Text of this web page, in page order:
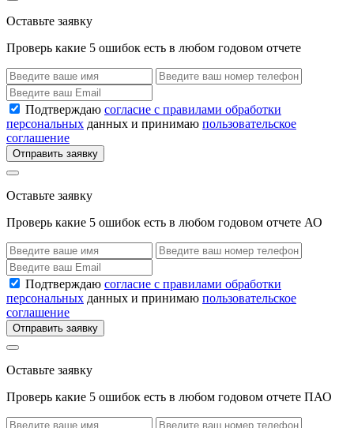
Оставьте заявку
Проверь какие 5 ошибок есть в любом годовом отчете
Подтверждаю согласие с правилами обработки
персональных данных и принимаю пользовательское
соглашение
Отправить заявку
Оставьте заявку
Проверь какие 5 ошибок есть в любом годовом отчете АО
Подтверждаю согласие с правилами обработки
персональных данных и принимаю пользовательское
соглашение
Отправить заявку
Оставьте заявку
Проверь какие 5 ошибок есть в любом годовом отчете ПАО